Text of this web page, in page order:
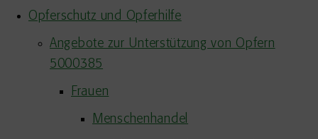
Opferschutz und Opferhilfe
Angebote zur Unterstützung von Opfern
5000385
Frauen
Menschenhandel